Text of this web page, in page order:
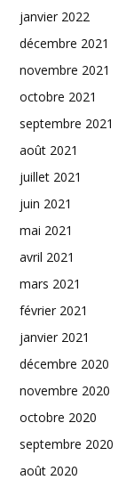
janvier 2022
décembre 2021
novembre 2021
octobre 2021
septembre 2021
août 2021
juillet 2021
juin 2021
mai 2021
avril 2021
mars 2021
février 2021
janvier 2021
décembre 2020
novembre 2020
octobre 2020
septembre 2020
août 2020